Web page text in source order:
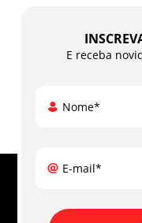
E receba
Nome*
E-mail*